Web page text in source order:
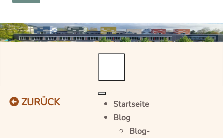
Startseite
Blog
Blog-
ZURÜCK